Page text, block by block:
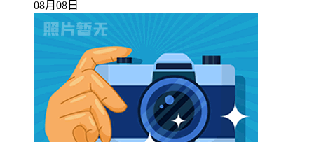
08月08日